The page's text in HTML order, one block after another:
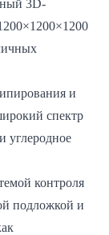
3D-
и
спектр
углеродное
контроля
подложкой и